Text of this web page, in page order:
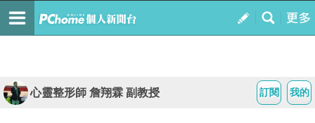
我的
訂閱
心靈整形師 詹翔霖 副教授